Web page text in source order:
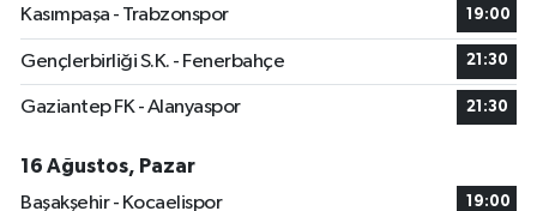
Kasımpaşa - Trabzonspor 19:00
Gençlerbirliği S.K. - Fenerbahçe 21:30
Gaziantep FK - Alanyaspor 21:30
16 Ağustos, Pazar
Başakşehir - Kocaelispor
19:00